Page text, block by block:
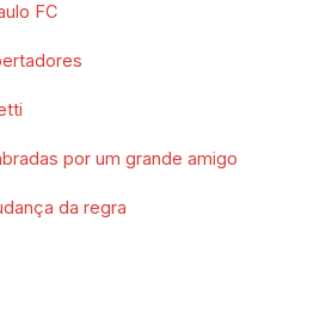
FC
por um grande amigo
da regra